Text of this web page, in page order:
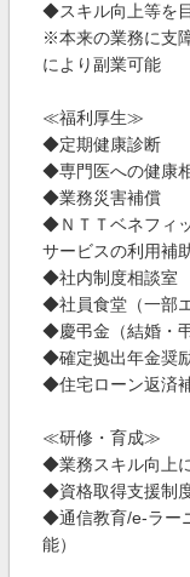
◆スキル向上等を
※本来の業務に支
により副業可能
≪福利厚生≫
◆定期健康診断
◆専門医への健康
◆業務災害補償
◆ＮＴＴベネフィ
サービスの利用補助
◆社内制度相談室
◆社員食堂（一部エ
◆慶弔金（結婚・
◆確定拠出年金奨
◆住宅ローン返済
≪研修・育成≫
◆業務スキル向上
◆資格取得支援制
◆通信教育/e-ラー
能）